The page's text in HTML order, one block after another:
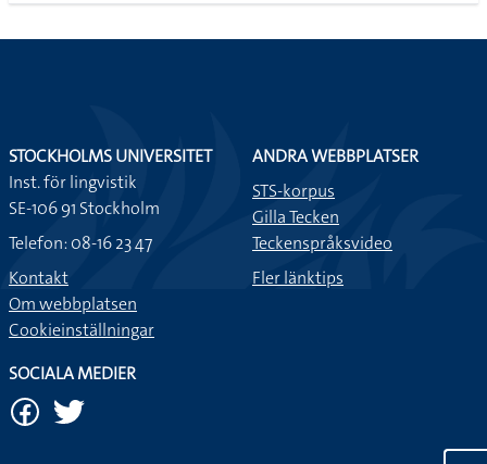
STOCKHOLMS UNIVERSITET
Inst. för lingvistik
SE-106 91 Stockholm
Telefon: 08-16 23 47
Kontakt
Om webbplatsen
Cookieinställningar
ANDRA WEBBPLATSER
STS-korpus
Gilla Tecken
Teckenspråksvideo
Fler länktips
SOCIALA MEDIER